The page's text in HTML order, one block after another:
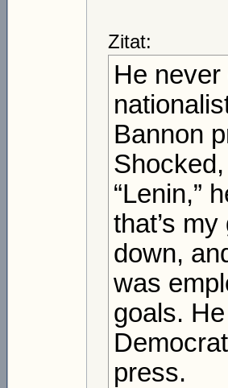
Zitat:
He never
Bannon
“Lenin,”
that’s
down,
was
goals.
press.